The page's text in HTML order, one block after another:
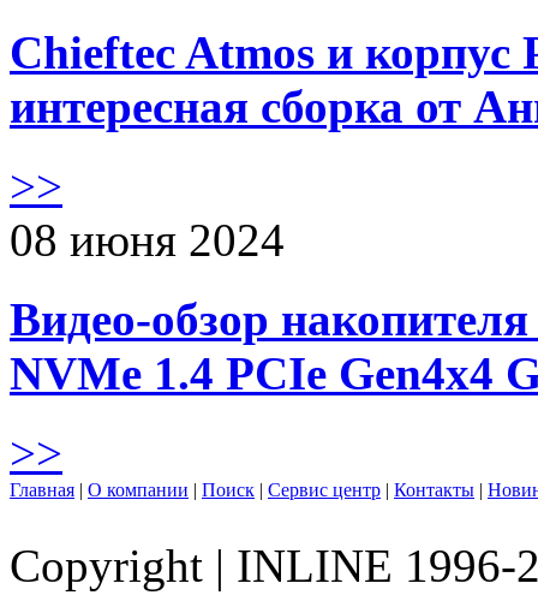
Chieftec Atmos и корпус
интересная сборка от
>>
08 июня 2024
Видео-обзор
NVMe 1.4 PCIe Gen4х4
>>
Главная | О компании | Поиск | Сервис центр | Контакты |
Copyright | INLINE 1996-